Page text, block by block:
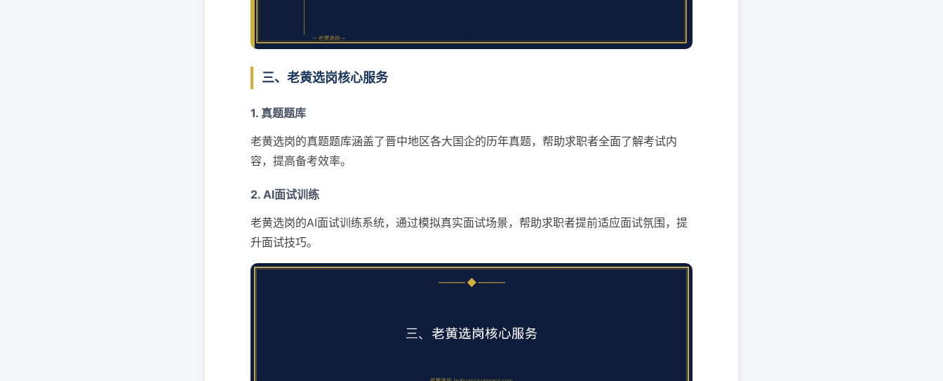
三、老黄选岗核心服务
1. 真题题库
老黄选岗的真题题库涵盖了晋中地区各大国企的历年真题，帮助求职者全面了解考试内
容，提高备考效率。
2. AI面试训练
老黄选岗的AI面试训练系统，通过模拟真实面试场景，帮助求职者提前适应面试氛围，提
升面试技巧。